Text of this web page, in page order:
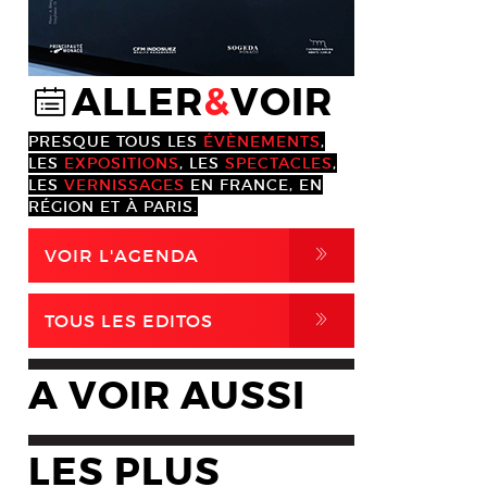
@ALLER&VOIR
PRESQUE TOUS LES ÉVÈNEMENTS,
LES EXPOSITIONS, LES SPECTACLES,
LES VERNISSAGES EN FRANCE, EN
RÉGION ET À PARIS.
VOIR L'AGENDA ,
TOUS LES EDITOS ,
A VOIR AUSSI
LES PLUS